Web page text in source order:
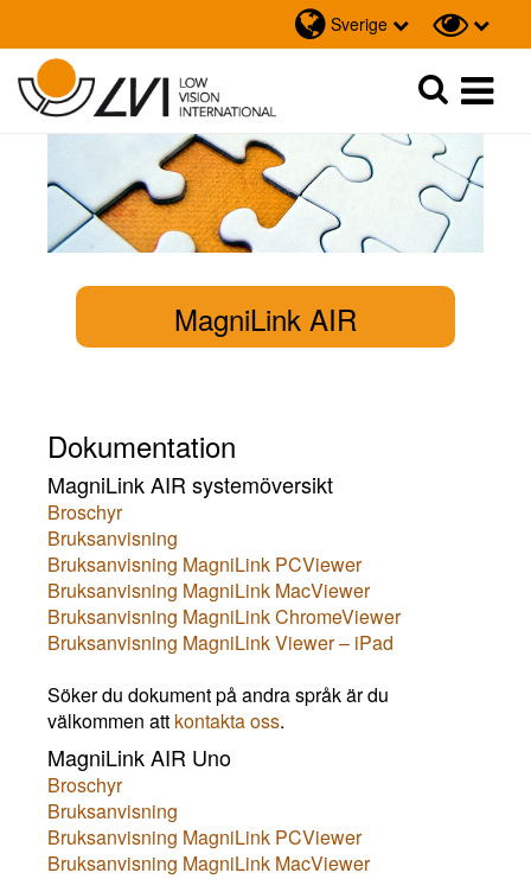
Sverige
Sök
MagniLink AIR
Dokumentation
MagniLink AIR systemöversikt
Broschyr
Bruksanvisning
Bruksanvisning MagniLink PCViewer
Bruksanvisning MagniLink MacViewer
Bruksanvisning MagniLink ChromeViewer
Bruksanvisning MagniLink Viewer– iPad
Söker du dokument på andra språk är du
välkommen att kontakta oss.
MagniLink AIR Uno
Broschyr
Bruksanvisning
Bruksanvisning MagniLink PCViewer
Bruksanvisning MagniLink MacViewer